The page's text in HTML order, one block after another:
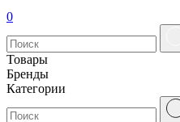
0
Товары
Бренды
Категории